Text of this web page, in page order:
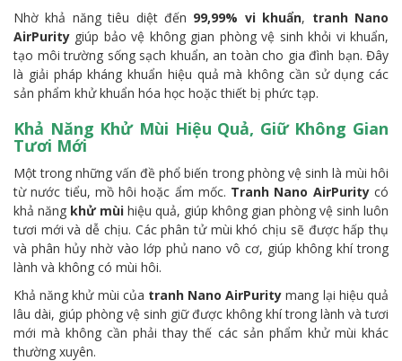
Nhờ khả năng tiêu diệt đến 99,99% vi khuẩn, tranh Nano
AirPurity giúp bảo vệ không gian phòng vệ sinh khỏi vi khuẩn,
tạo môi trường sống sạch khuẩn, an toàn cho gia đình bạn. Đây
là giải pháp kháng khuẩn hiệu quả mà không cần sử dụng các
sản phẩm khử khuẩn hóa học hoặc thiết bị phức tạp.
Khả Năng Khử Mùi Hiệu Quả, Giữ Không Gian
Tươi Mới
Một trong những vấn đề phổ biến trong phòng vệ sinh là mùi hôi
từ nước tiểu, mồ hôi hoặc ẩm mốc. Tranh Nano AirPuritycó
khả năng khử mùi hiệu quả, giúp không gian phòng vệ sinh luôn
tươi mới và dễ chịu. Các phân tử mùi khó chịu sẽ được hấp thụ
và phân hủy nhờ vào lớp phủ nano vô cơ, giúp không khí trong
lành và không có mùi hôi.
Khả năng khử mùi của tranh Nano AirPurity mang lại hiệu quả
lâu dài, giúp phòng vệ sinh giữ được không khí trong lành và tươi
mới mà không cần phải thay thế các sản phẩm khử mùi khác
thường xuyên.